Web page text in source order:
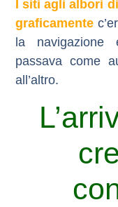
I siti agli albori
graficamente
la navigazione
passava come
all’altro.